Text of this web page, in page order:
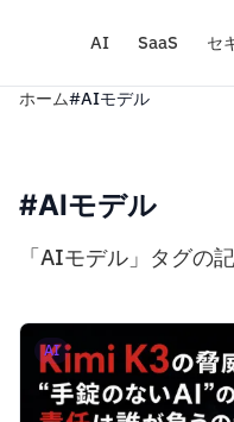
AI SaaS セ
ホーム#AIモデル
#AIモデル
「AIモデル」タグの
AI